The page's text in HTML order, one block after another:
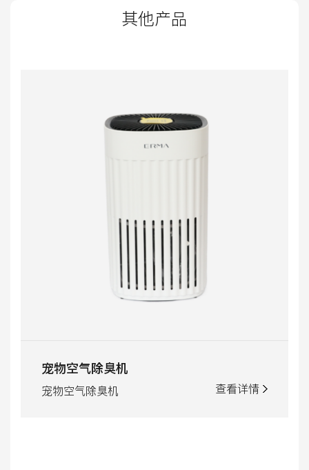
其他产品
宠物空气除臭机
宠物空气除臭机 查看详情